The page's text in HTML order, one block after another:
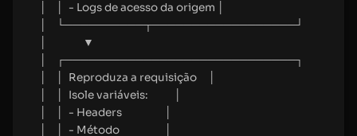
│    │  - Logs de acesso da origem │
│    └──────────┬──────────────────┘
│               ▼
│    ┌─────────────────────────────┐
│    │  Reproduza a requisição     │
│    │  Isole variáveis:           │
│    │  - Headers                  │
│    │  - Método                   │